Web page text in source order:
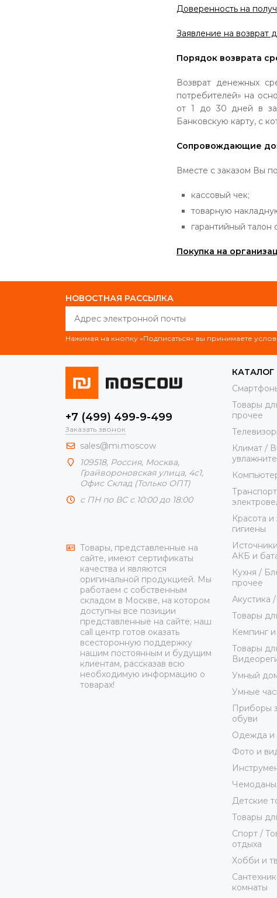
Доверенность на
Заявление на возврат
Порядок возврата
Возврат денежных
потребителей» на
от 1 до 30 дней в
Банковскую карту, с
Сопровождающие
Вместе с заказом Вы
кассовый чек;
товарную
гарантийный
Покупка на
НОВОСТНАЯ РАССЫЛКА
Нажимая на кнопку «Подписаться» вы принимаете
+7 (499) 499-9-499
Заказать звонок
sales@mi.moscow
109518, Россия, Москва,
Грайвороновская улица, 4с1,
Офис Склад (Только ОПТ)
с ПН по ВС с 10:00 до 18:00
Товары, представленные на
сайте, имеют сертификаты
качества и являются
оригинальной продукцией. Мы
работаем с собственным
складом в Москве, на котором
доступны все позиции
представленные на сайте; наш
call центр готов оказать
всесторонную поддержку
нашим постоянным и будущим
клиентам, рассказав всю
необходимую информацию о
товарах!
КАТАЛОГ
Товары
прочее
Климат /
Красота
гигиены
АКБ и
Кухня /
прочее
Акустика
Товары
Кемпинг
Товары
Умный
Умные
Приборы
обуви
Одежда и
Фото и
Детские
Товары
Спорт /
отдыха
Хобби и
комнаты